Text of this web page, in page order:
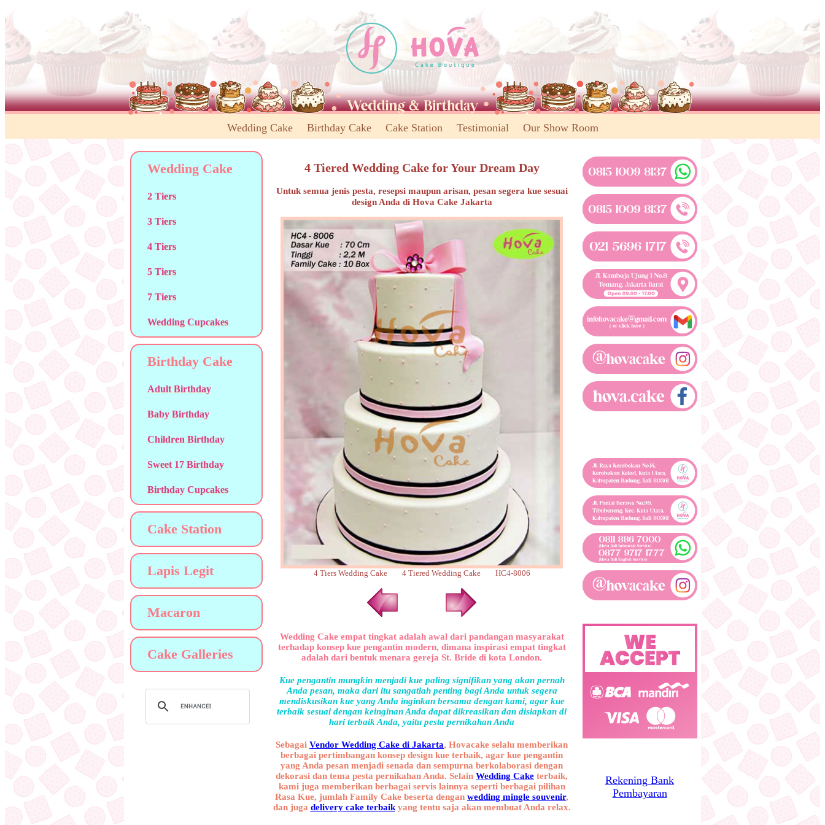
Wedding Cake Birthday Cake Cake Station Testimonial Our Show Room
Wedding Cake
2 Tiers
3 Tiers
4 Tiers
5 Tiers
7 Tiers
Wedding Cupcakes
Birthday Cake
Adult Birthday
Baby Birthday
Children Birthday
Sweet 17 Birthday
Birthday Cupcakes
Cake Station
Lapis Legit
Macaron
Cake Galleries
4 Tiered Wedding Cake for Your Dream Day
Untuk semua jenis pesta, resepsi maupun arisan, pesan segera kue sesuai
design Anda di Hova Cake Jakarta
4 Tiers Wedding Cake 4 Tiered Wedding Cake HC4-8006
Wedding Cake empat tingkat adalah awal dari pandangan masyarakat
terhadap konsep kue pengantin modern, dimana inspirasi empat tingkat
adalah dari bentuk menara gereja St. Bride di kota London.
Kue pengantin mungkin menjadi kue paling signifikan yang akan pernah
Anda pesan, maka dari itu sangatlah penting bagi Anda untuk segera
mendiskusikan kue yang Anda inginkan bersama dengan kami, agar kue
terbaik sesuai dengan keinginan Anda dapat dikreasikan dan disiapkan di
hari terbaik Anda, yaitu pesta pernikahan Anda
Sebagai Vendor Wedding Cake di Jakarta, Hovacake selalu memberikan
berbagai pertimbangan konsep design kue terbaik, agar kue pengantin
yang Anda pesan menjadi senada dan sempurna berkolaborasi dengan
dekorasi dan tema pesta pernikahan Anda. Selain Wedding Cake terbaik,
kami juga memberikan berbagai servis lainnya seperti berbagai pilihan
Rasa Kue, jumlah Family Cake beserta dengan wedding mingle souvenir,
dan juga delivery cake terbaikyang tentu saja akan membuat Anda relax.
Rekening Bank
Pembayaran